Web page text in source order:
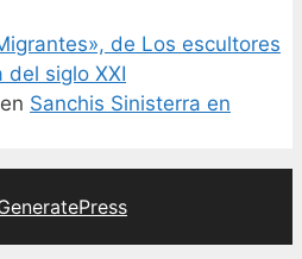
de Los escultores
del siglo XXI
en Sanchis Sinisterra en